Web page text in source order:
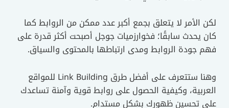
لكن الأمر لا يتعلق بجمع أكبر عدد ممكن من الروابط كما
كان يحدث سابقًا؛ فخوارزميات جوجل أصبحت أكثر قدرة على
فهم جودة الروابط ومدى ارتباطها بالمحتوى والسياق.
وهنا ستتعرف على أفضل طرق Link Building للمواقع
العربية، وكيفية الحصول على روابط قوية وآمنة تساعدك
على تحسين ظهورك بشكل مستدام.